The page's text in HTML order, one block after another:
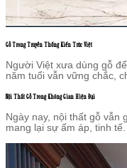
Gỗ Trong Truyền Thống Kiến Trúc Việt
Người Việt xưa dùng gỗ
năm tuổi vẫn vững chắc,
Nội Thất Gỗ Trong Không Gian Hiện Đại
Ngày nay, nội thất gỗ vẫn
mang lại sự ấm áp, tinh